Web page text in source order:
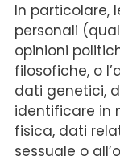
In particolare,
personali
opinioni
filosofiche, o
dati genetici,
identificare in
fisica, dati
sessuale o